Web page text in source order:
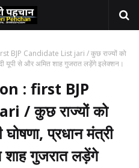
BJP Candidate List jari / कुछ राज्यों को
यूपी से और अमित शाह गुजरात लड़ेंगे इलेक्शन।
: first BJP
/ कुछ राज्यों को
प्रधान मंत्री
शाह गुजरात लड़ेंगे